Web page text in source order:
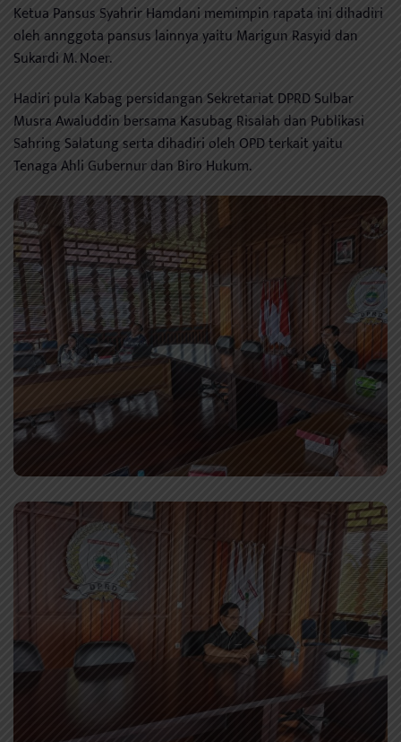
Ketua Pansus Syahrir Hamdani memimpin rapata ini dihadiri
oleh annggota pansus lainnya yaitu Marigun Rasyid dan
Sukardi M. Noer.
Hadiri pula Kabag persidangan Sekretariat DPRD Sulbar
Musra Awaluddin bersama Kasubag Risalah dan Publikasi
Sahring Salatung serta dihadiri oleh OPD terkait yaitu
Tenaga Ahli Gubernur dan Biro Hukum.